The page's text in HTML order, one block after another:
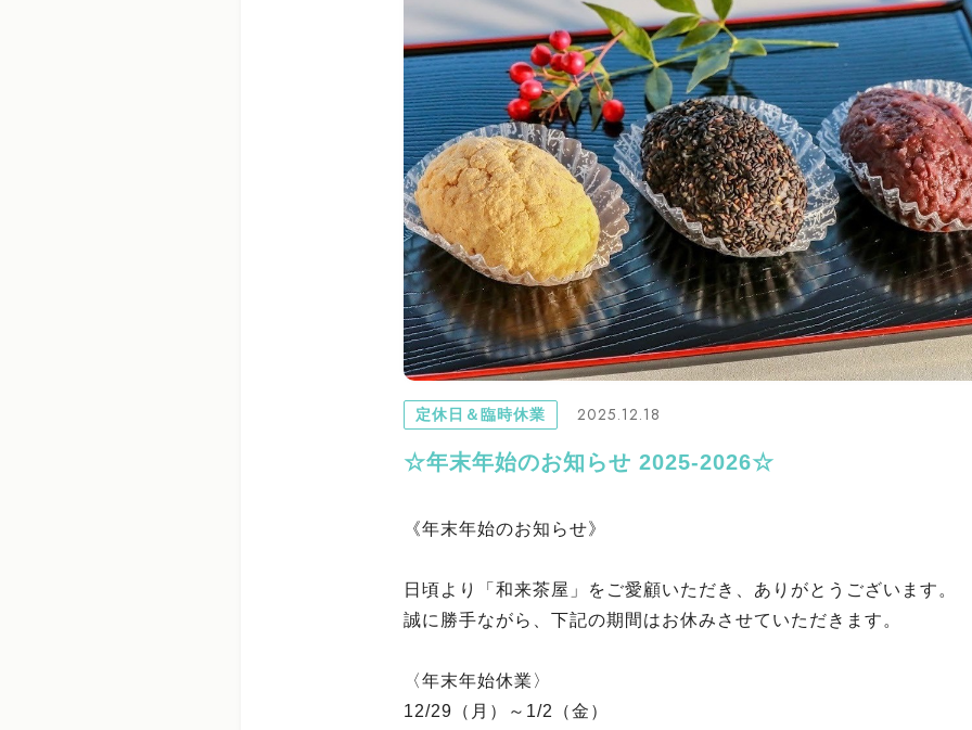
定休日＆臨時休業 2025.12.18
☆年末年始のお知らせ 2025-2026☆
《年末年始のお知らせ》
日頃より「和来茶屋」をご愛顧いただき、ありがとうございます。
誠に勝手ながら、下記の期間はお休みさせていただきます。
〈年末年始休業〉
12/29（月）～1/2（金）